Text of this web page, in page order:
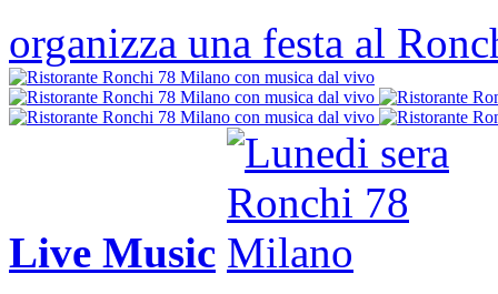
organizza una festa al
Live Music